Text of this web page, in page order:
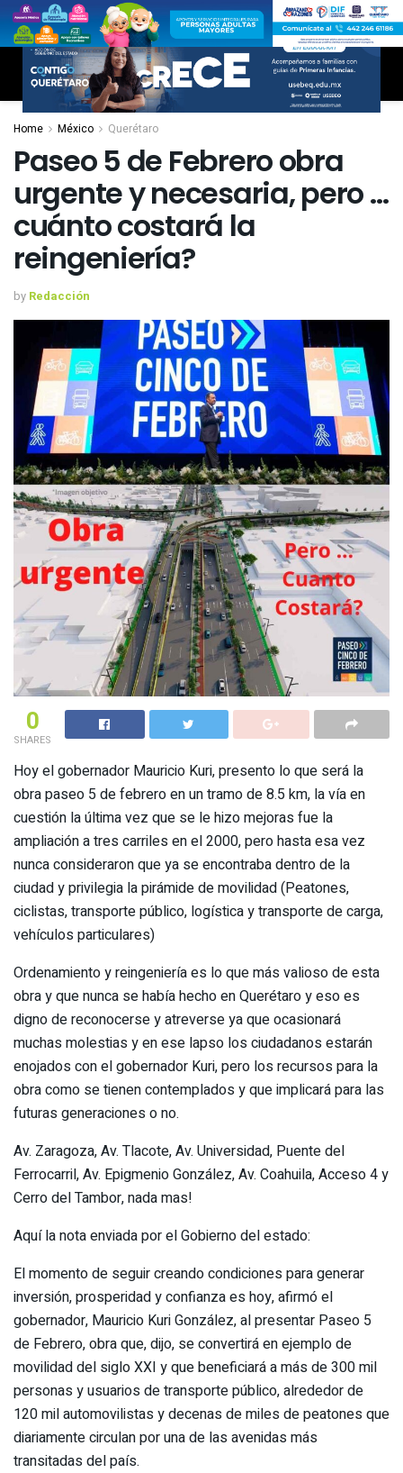
Home México Querétaro
Paseo 5 de Febrero obra
urgente y necesaria, pero …
cuánto costará la
reingeniería?
by Redacción
0
SHARES
Hoy el gobernador Mauricio Kuri, presento lo que será la
obra paseo 5 de febrero en un tramo de 8.5 km, la vía en
cuestión la última vez que se le hizo mejoras fue la
ampliación a tres carriles en el 2000, pero hasta esa vez
nunca consideraron que ya se encontraba dentro de la
ciudad y privilegia la pirámide de movilidad (Peatones,
ciclistas, transporte público, logística y transporte de carga,
vehículos particulares)
Ordenamiento y reingeniería es lo que más valioso de esta
obra y que nunca se había hecho en Querétaro y eso es
digno de reconocerse y atreverse ya que ocasionará
muchas molestias y en ese lapso los ciudadanos estarán
enojados con el gobernador Kuri, pero los recursos para la
obra como se tienen contemplados y que implicará para las
futuras generaciones o no.
Av. Zaragoza, Av. Tlacote, Av. Universidad, Puente del
Ferrocarril, Av. Epigmenio González, Av. Coahuila, Acceso 4 y
Cerro del Tambor, nada mas!
Aquí la nota enviada por el Gobierno del estado:
El momento de seguir creando condiciones para generar
inversión, prosperidad y confianza es hoy, afirmó el
gobernador, Mauricio Kuri González, al presentar Paseo 5
de Febrero, obra que, dijo, se convertirá en ejemplo de
movilidad del siglo XXI y que beneficiará a más de 300 mil
personas y usuarios de transporte público, alrededor de
120 mil automovilistas y decenas de miles de peatones que
diariamente circulan por una de las avenidas más
transitadas del país.